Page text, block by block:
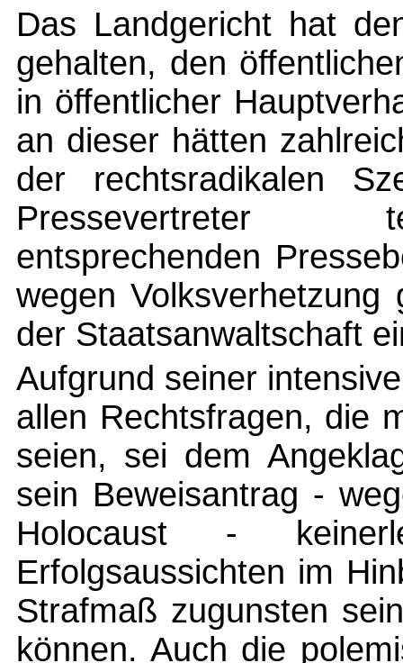
Das Landgericht hat
gehalten, den
in öffentlicher
an dieser hätten
der rechtsradikalen
Pressevertreter
entsprechenden
wegen
der Staatsanwaltschaft
Aufgrund seiner
allen Rechtsfragen, die
seien, sei dem
sein Beweisantrag -
Holocaust -
Erfolgsaussichten im
Strafmaß zugunsten
können. Auch die